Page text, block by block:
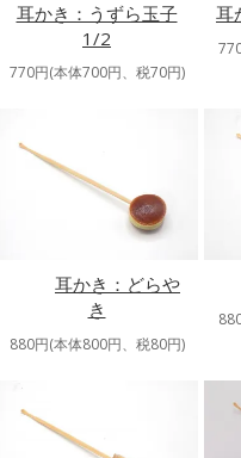
耳かき：うずら玉子
1/2
770円(本体700円、税70円)
耳
耳かき：どらや
き
880円(本体800円、税80円)